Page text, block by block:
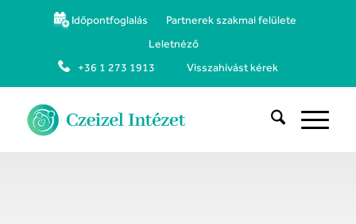
Időpontfoglalás
Partnerek szakmai felülete
Leletnéző
+36 1 273 1913
Visszahívást kérek